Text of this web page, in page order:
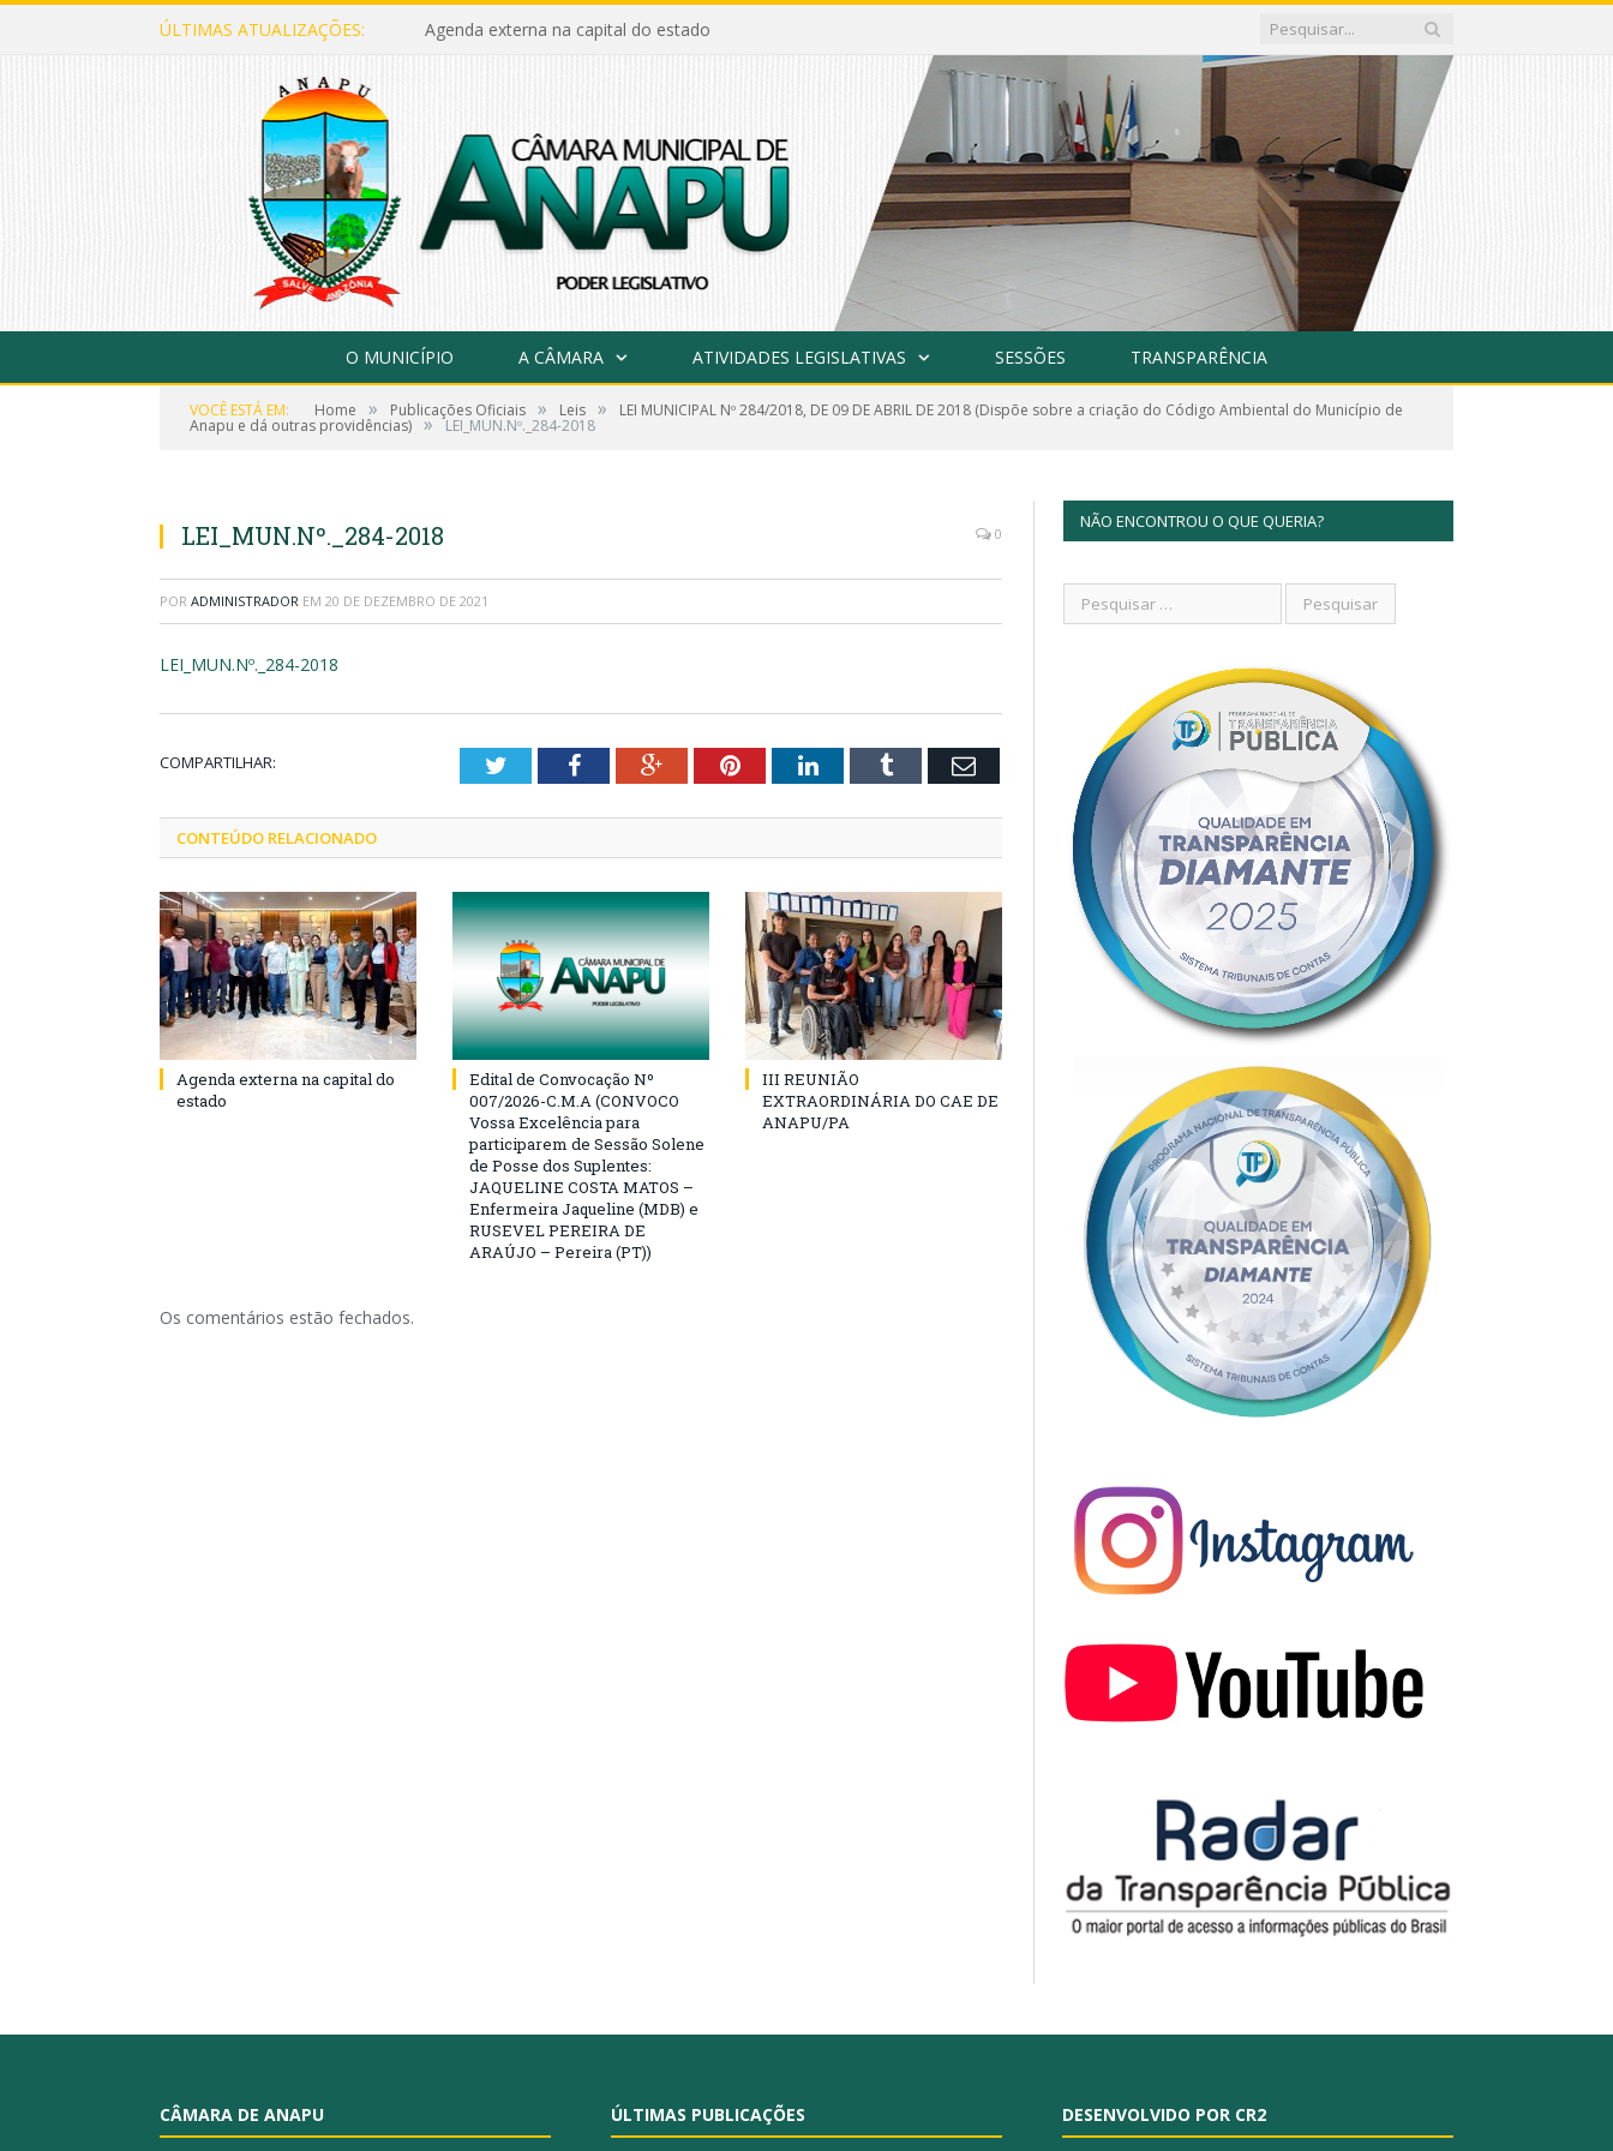
ÚLTIMAS ATUALIZAÇÕES: Agenda externa na capital do estado
O MUNICÍPIO A CÂMARA ATIVIDADES LEGISLATIVAS SESSÕES TRANSPARÊNCIA
VOCÊ ESTÁ EM: Home » Publicações Oficiais » Leis » LEI MUNICIPAL Nº 284/2018, DE 09 DE ABRIL DE 2018 (Dispõe sobre a criação do Código Ambiental do Município de
Anapu e dá outras providências) » LEI_MUN.Nº._284-2018
LEI_MUN.Nº._284-2018 0
POR ADMINISTRADOR EM 20 DE DEZEMBRO DE 2021
LEI_MUN.Nº._284-2018
COMPARTILHAR: TwitterFacebookGoogle+PinterestLinkedInTumblr Email
CONTEÚDO RELACIONADO
Agenda externa na capital do
estado
Edital de Convocação Nº
007/2026-C.M.A (CONVOCO
Vossa Excelência para
participarem de Sessão Solene
de Posse dos Suplentes:
JAQUELINE COSTA MATOS –
Enfermeira Jaqueline (MDB) e
RUSEVEL PEREIRA DE
ARAÚJO – Pereira (PT))
III REUNIÃO
EXTRAORDINÁRIA DO CAE DE
ANAPU/PA
Os comentários estão fechados.
NÃO ENCONTROU O QUE QUERIA?
CÂMARA DE ANAPU ÚLTIMAS PUBLICAÇÕES DESENVOLVIDO POR CR2